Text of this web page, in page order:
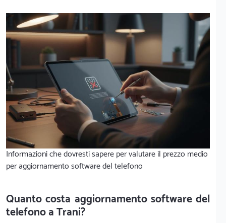
Informazioni che dovresti sapere per valutare il prezzo medio
per aggiornamento software del telefono
Quanto costa aggiornamento software del
telefono a Trani?